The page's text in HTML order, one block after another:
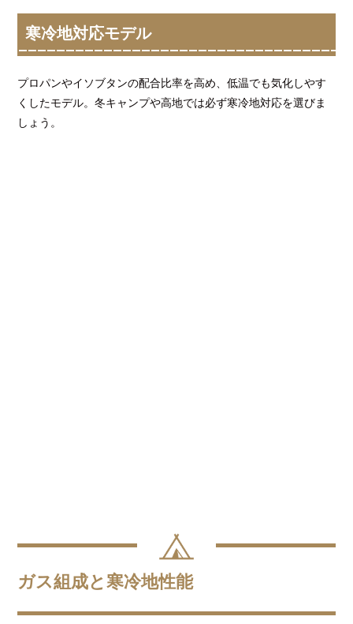
寒冷地対応モデル
プロパンやイソブタンの配合比率を高め、低温でも気化しやす
くしたモデル。冬キャンプや高地では必ず寒冷地対応を選びま
しょう。
ガス組成と寒冷地性能